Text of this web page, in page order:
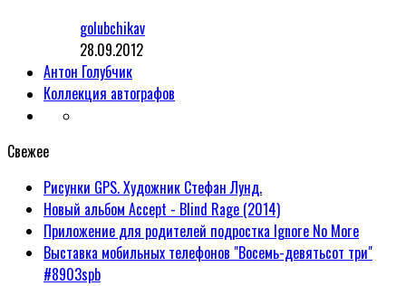
golubchikav
28.09.2012
Антон Голубчик
Коллекция автографов
Свежее
Рисунки GPS. Художник Стефан Лунд.
Новый альбом Accept - Blind Rage (2014)
Приложение для родителей подростка Ignore No More
Выставка мобильных телефонов "Восемь-девятьсот три"
#8903spb